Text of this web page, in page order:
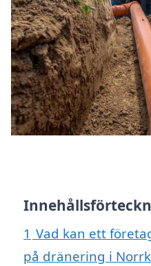
1 Vad kan ett
på dränering i